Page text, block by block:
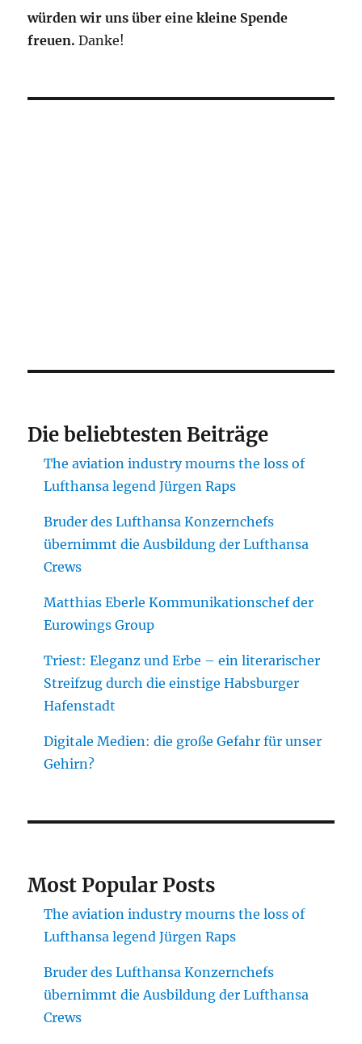
würden wir uns über eine kleine Spende
freuen. Danke!
Die beliebtesten Beiträge
The aviation industry mourns the loss of
Lufthansa legend Jürgen Raps
Bruder des Lufthansa Konzernchefs
übernimmt die Ausbildung der Lufthansa
Crews
Matthias Eberle Kommunikationschef der
Eurowings Group
Triest: Eleganz und Erbe – ein literarischer
Streifzug durch die einstige Habsburger
Hafenstadt
Digitale Medien: die große Gefahr für unser
Gehirn?
Most Popular Posts
The aviation industry mourns the loss of
Lufthansa legend Jürgen Raps
Bruder des Lufthansa Konzernchefs
übernimmt die Ausbildung der Lufthansa
Crews